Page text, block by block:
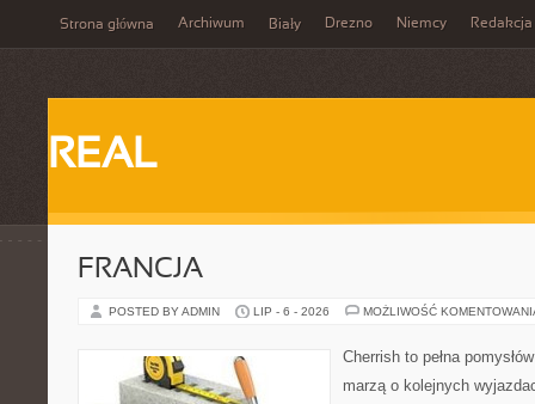
Strona główna Archiwum Biały Drezno Niemcy Redakcja
REAL
FRANCJA
POSTED BY ADMIN LIP - 6 - 2026 MOŻLIWOŚĆ
Cherrish to pełna
marzą o kolejnych